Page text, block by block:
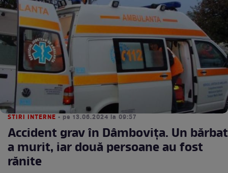
STIRI INTERNE • pe 13.06.2024 la 09:57
Accident grav în Dâmbovița. Un bărbat
a murit, iar două persoane au fost
rănite